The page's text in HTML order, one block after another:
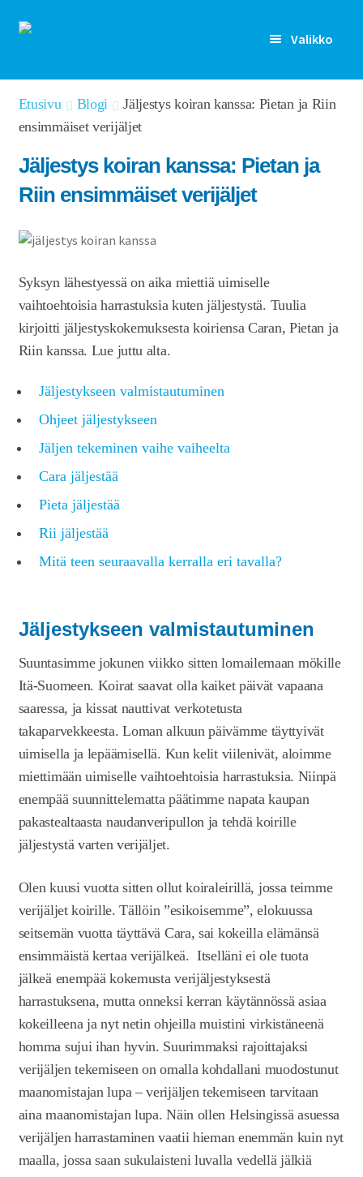
Siirry
Siirry
Valikko
Rekisteröidy
Kirjaudu sisään
Etusivu
Ominaisuudet
Artikkelit
Hinnoittelu
Kauppa
Etusivu Blogi
Jäljestys koiran kanssa: Pietan ja Riin
ensimmäiset verijäljet
Jäljestys koiran kanssa: Pietan ja
Riin ensimmäiset verijäljet
Syksyn lähestyessä on aika miettiä uimiselle
vaihtoehtoisia harrastuksia kuten jäljestystä. Tuulia
kirjoitti jäljestyskokemuksesta koiriensa Caran, Pietan ja
Riin kanssa. Lue juttu alta.
Jäljestykseen valmistautuminen
Ohjeet jäljestykseen
Jäljen tekeminen vaihe vaiheelta
Cara jäljestää
Pieta jäljestää
Rii jäljestää
Mitä teen seuraavalla kerralla eri tavalla?
Jäljestykseen valmistautuminen
Suuntasimme jokunen viikko sitten lomailemaan mökille
Itä-Suomeen. Koirat saavat olla kaiket päivät vapaana
saaressa, ja kissat nauttivat verkotetusta
takaparvekkeesta. Loman alkuun päivämme täyttyivät
uimisella ja lepäämisellä. Kun kelit viilenivät, aloimme
miettimään uimiselle vaihtoehtoisia harrastuksia. Niinpä
enempää suunnittelematta päätimme napata kaupan
pakastealtaasta naudanveripullon ja tehdä koirille
jäljestystä varten verijäljet.
Olen kuusi vuotta sitten ollut koiraleirillä, jossa teimme
verijäljet koirille. Tällöin ”esikoisemme”, elokuussa
seitsemän vuotta täyttävä Cara, sai kokeilla elämänsä
ensimmäistä kertaa verijälkeä. Itselläni ei ole tuota
jälkeä enempää kokemusta verijäljestyksestä
harrastuksena, mutta onneksi kerran käytännössä asiaa
kokeilleena ja nyt netin ohjeilla muistini virkistäneenä
homma sujui ihan hyvin. Suurimmaksi rajoittajaksi
verijäljen tekemiseen on omalla kohdallani muodostunut
maanomistajan lupa – verijäljen tekemiseen tarvitaan
aina maanomistajan lupa. Näin ollen Helsingissä asuessa
verijäljen harrastaminen vaatii hieman enemmän kuin nyt
maalla, jossa saan sukulaisteni luvalla vedellä jälkiä